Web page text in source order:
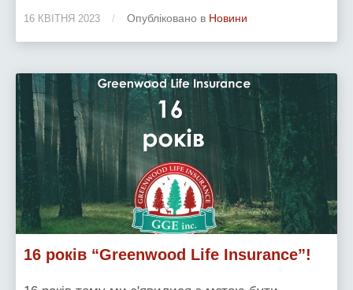
16 КВІТНЯ 2023 / Опубліковано в Новини
16 років “Greenwood Life Insurance”!